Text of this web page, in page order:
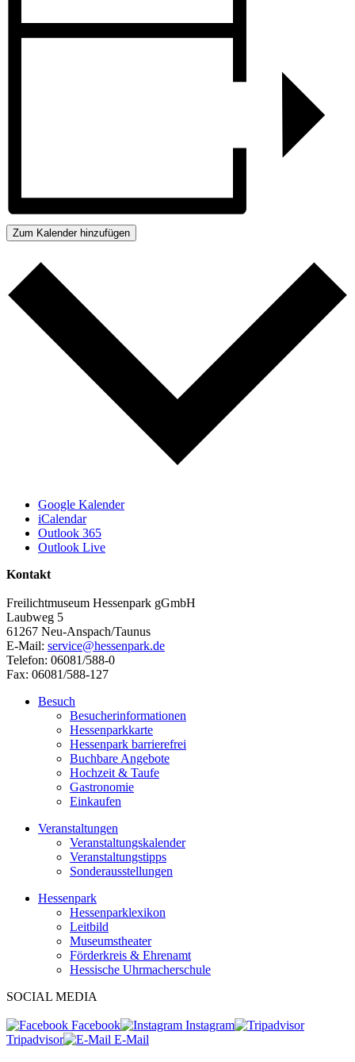
Zum Kalender hinzufügen
Google Kalender
iCalendar
Outlook 365
Outlook Live
Kontakt
Freilichtmuseum Hessenpark gGmbH
Laubweg 5
61267 Neu-Anspach/Taunus
E-Mail: service@hessenpark.de
Telefon: 06081/588-0
Fax: 06081/588-127
Besuch
Besucherinformationen
Hessenparkkarte
Hessenpark barrierefrei
Buchbare Angebote
Hochzeit & Taufe
Gastronomie
Einkaufen
Veranstaltungen
Veranstaltungskalender
Veranstaltungstipps
Sonderausstellungen
Hessenpark
Hessenparklexikon
Leitbild
Museumstheater
Förderkreis & Ehrenamt
Hessische Uhrmacherschule
SOCIAL MEDIA
Facebook
Instagram
Tripadvisor
E-Mail